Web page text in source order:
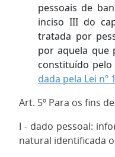
pessoais de
inciso III do
tratada por
por aquela que
constituído
dada pela Lei nº
Art. 5º Para os fins
I - dado pessoal:
natural identificada